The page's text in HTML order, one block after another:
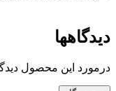
دیدگاهها
درمورد این محصول